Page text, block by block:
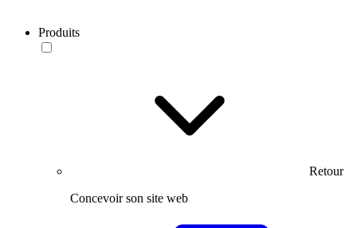
Produits
Retour
Concevoir son site web